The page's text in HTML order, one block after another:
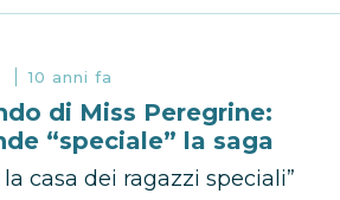
10 anni fa
di Miss Peregrine:
“speciale” la saga
casa dei ragazzi speciali”